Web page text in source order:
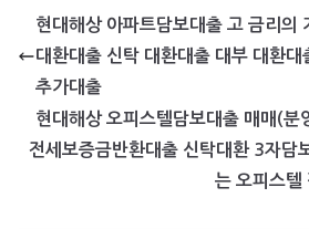
현대해상 아파트담보대출 고 금리의
대환대출 신탁 대환대출 대부 대환대
추가대출
현대해상 오피스텔담보대출 매매(분
전세보증금반환대출 신탁대환 3자담
는 오피스텔